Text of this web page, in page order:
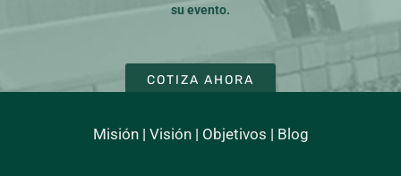
su evento.
COTIZA AHORA
Misión| Visión| Objetivos | Blog